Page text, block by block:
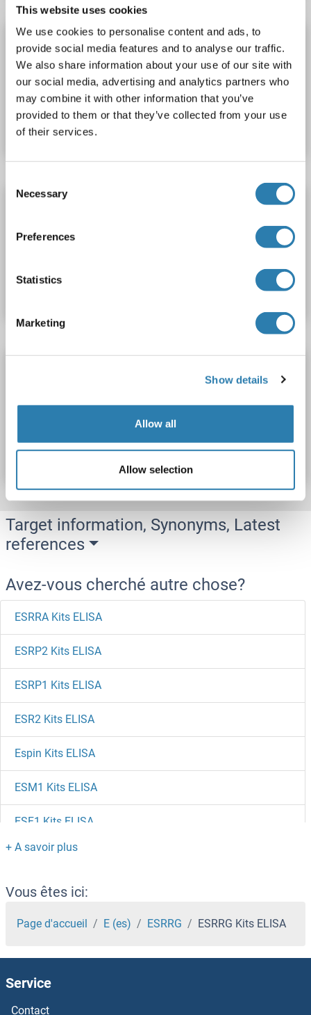
This website uses cookies
We use cookies to personalise content and ads, to
provide social media features and to analyse our traffic.
We also share information about your use of our site with
our social media, advertising and analytics partners who
may combine it with other information that you’ve
provided to them or that they’ve collected from your use
of their services.
Selection
Necessary
Preferences
Statistics
Marketing
Show details
Allow all
Allow selection
ESRRG Kit ELISA
ESRRG Reactivité: Souris Colorimetric
N° du produit ABIN1132341
Fiche technique
ESRRG Kit ELISA
0.312-20 ng/mL
Colorimetric 0.312-20 ng/mL
N° du produit ABIN455364
Fiche technique Détails
Target information, Synonyms, Latest
references
Avez-vous cherché autre chose?
ESRRA Kits ELISA
ESRP2 Kits ELISA
ESRP1 Kits ELISA
ESR2 Kits ELISA
Espin Kits ELISA
ESM1 Kits ELISA
ESF1 Kits ELISA
ESAM Kits ELISA
Erythroferrone Kits ELISA
Erythrocyte Ankyrin Kits ELISA
ERRFI1 Kits ELISA
ERN2 Kits ELISA
Vous êtes ici:
Page d'accueil E (es) ESRRG ESRRG Kits ELISA
Service
Contact